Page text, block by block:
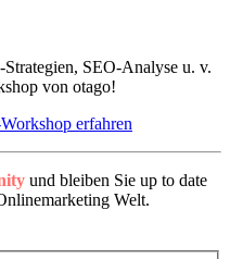
SEO-Analyse u. v.
von otago!
erfahren
und bleiben Sie up to date
Welt.